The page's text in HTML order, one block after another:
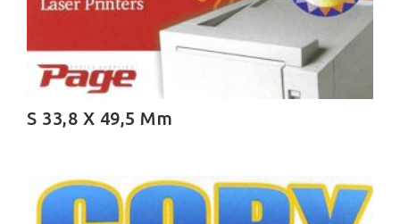
S 33,8 X 49,5 Mm